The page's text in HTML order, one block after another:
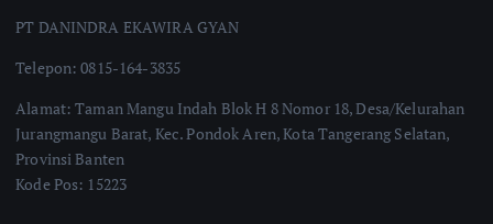
PT DANINDRA EKAWIRA GYAN
Telepon: 0815-164-3835
Alamat: Taman Mangu Indah Blok H 8 Nomor 18, Desa/Kelurahan
Jurangmangu Barat, Kec. Pondok Aren, Kota Tangerang Selatan,
Provinsi Banten
Kode Pos: 15223